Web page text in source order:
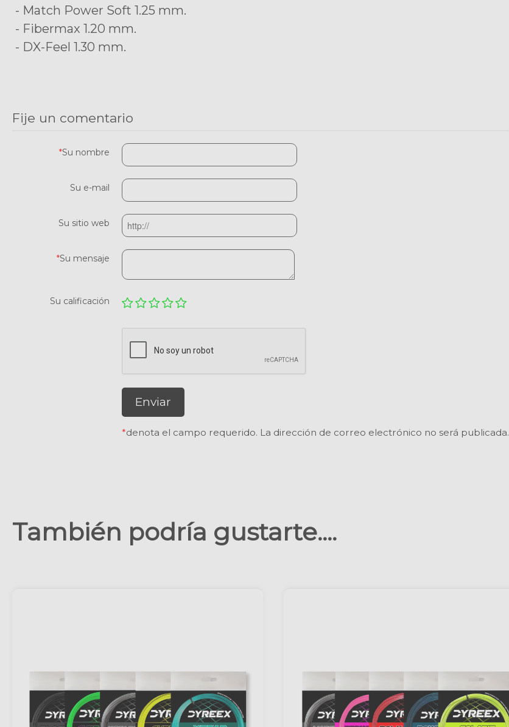
- Match Power Soft 1.25 mm.
- Fibermax 1.20 mm.
- DX-Feel 1.30 mm.
Fije un comentario
*Su nombre
Su e-mail
Su sitio web
*Su mensaje
Su calificación
Enviar
*denota el campo requerido. La dirección de correo electrónico no será publicada.
También podría gustarte....